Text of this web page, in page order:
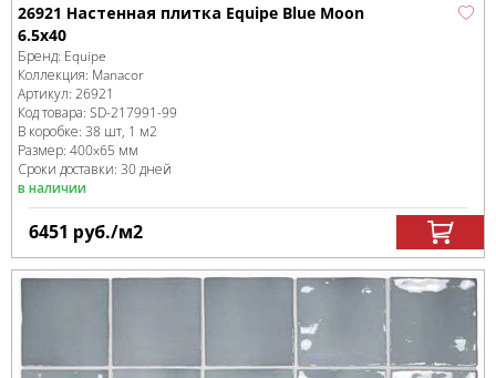
26921 Настенная плитка Equipe Blue Moon
6.5x40
Бренд: Equipe
Коллекция: Manacor
Артикул: 26921
Код товара: SD-217991-99
В коробке: 38 шт, 1 м2
Размер: 400x65 мм
Сроки доставки: 30 дней
в наличии
6451 руб./м2